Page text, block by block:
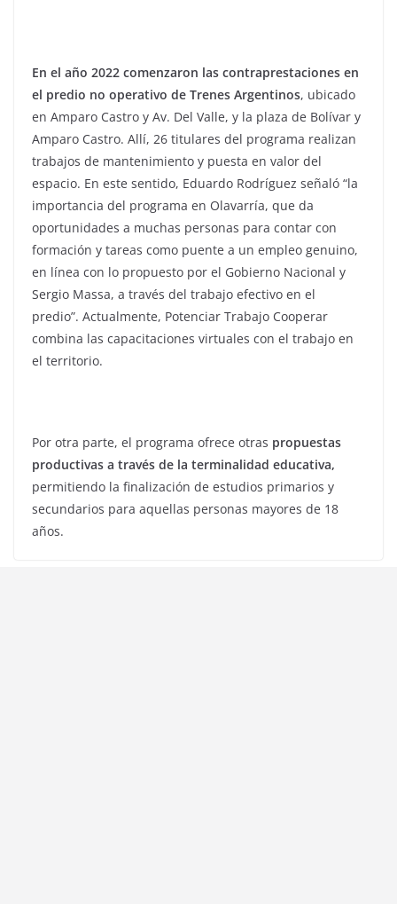
En el año 2022 comenzaron las contraprestaciones en
el predio no operativo de Trenes Argentinos, ubicado
en Amparo Castro y Av. Del Valle, y la plaza de Bolívar y
Amparo Castro. Allí, 26 titulares del programa realizan
trabajos de mantenimiento y puesta en valor del
espacio. En este sentido, Eduardo Rodríguez señaló “la
importancia del programa en Olavarría, que da
oportunidades a muchas personas para contar con
formación y tareas como puente a un empleo genuino,
en línea con lo propuesto por el Gobierno Nacional y
Sergio Massa, a través del trabajo efectivo en el
predio”. Actualmente, Potenciar Trabajo Cooperar
combina las capacitaciones virtuales con el trabajo en
el territorio.
Por otra parte, el programa ofrece otras propuestas
productivas a través de la terminalidad educativa,
permitiendo la finalización de estudios primarios y
secundarios para aquellas personas mayores de 18
años.